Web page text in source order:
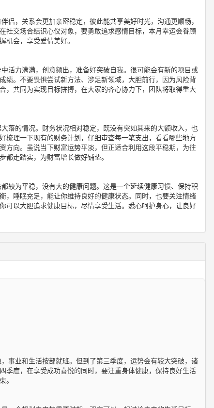
侣，关系会更加亲密稳定，彼此能共享美好时光，沟通更顺畅，
社交场合结识心仪对象，要勇敢追求感情目标，本月幸运会眷顾
机会，享受爱情美好。
活力满满，创意频出，准备好突破自我。很可能会有新的项目或
绩。不要畏惧尝试新方法、涉足新领域，大胆前行，因为风险背
，共同为实现目标拼搏，在大家的齐心协力下，团队将取得重大
落的情况。财务状况相对稳定，既没有突如其来的大额收入，也
梳理一下现有的财务计划，仔细审查每一笔支出，看看哪些地方
方向。虽说当下财富运势平淡，但正适合利用这段平稳期，为往
走踏实，为财富增长做好铺垫。
较为平稳，没有大的健康问题。这是一个延续健康习惯、保持积
，睡眠充足，能让你维持良好的健康状态。同时，也要关注情绪
可以大胆追求健康目标，尽情享受生活。悉心呵护身心，让良好
事业和生活按部就班。但到了第三季度，运势会有较大突破，诸
季度，在享受成功喜悦的同时，要注重身体健康，保持良好生活
。